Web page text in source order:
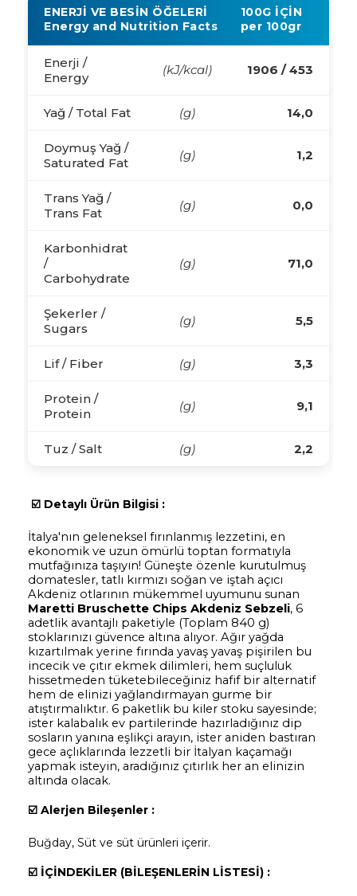
ENERJİ VE BESİN ÖĞELERİ
Energy and Nutrition Facts
100G İÇİN
per 100gr
Enerji /
Energy
(kJ/kcal) 1906 / 453
Yağ / Total Fat (g) 14,0
Doymuş Yağ /
Saturated Fat
(g) 1,2
Trans Yağ /
Trans Fat
(g) 0,0
Karbonhidrat
/
Carbohydrate
(g) 71,0
Şekerler /
Sugars
(g) 5,5
Lif / Fiber (g) 3,3
Protein /
Protein
(g) 9,1
Tuz / Salt (g) 2,2
☑️ Detaylı Ürün Bilgisi :
İtalya'nın geleneksel fırınlanmış lezzetini, en
ekonomik ve uzun ömürlü toptan formatıyla
mutfağınıza taşıyın! Güneşte özenle kurutulmuş
domatesler, tatlı kırmızı soğan ve iştah açıcı
Akdeniz otlarının mükemmel uyumunu sunan
Maretti Bruschette Chips Akdeniz Sebzeli, 6
adetlik avantajlı paketiyle (Toplam 840 g)
stoklarınızı güvence altına alıyor. Ağır yağda
kızartılmak yerine fırında yavaş yavaş pişirilen bu
incecik ve çıtır ekmek dilimleri, hem suçluluk
hissetmeden tüketebileceğiniz hafif bir alternatif
hem de elinizi yağlandırmayan gurme bir
atıştırmalıktır. 6 paketlik bu kiler stoku sayesinde;
ister kalabalık ev partilerinde hazırladığınız dip
sosların yanına eşlikçi arayın, ister aniden bastıran
gece açlıklarında lezzetli bir İtalyan kaçamağı
yapmak isteyin, aradığınız çıtırlık her an elinizin
altında olacak.
☑️ Alerjen Bileşenler :
Buğday, Süt ve süt ürünleri içerir.
☑️ İÇİNDEKİLER (BİLEŞENLERİN LİSTESİ) :